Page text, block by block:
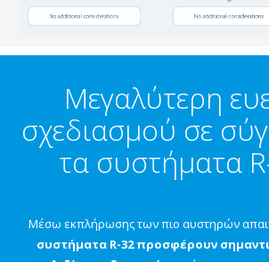
Μεγαλύτερη
σχεδιασμού σε
τα συστήματα
Μέσω εκπλήρωσης των πιο αυστηρών
συστήματα R-32 προσφέρουν